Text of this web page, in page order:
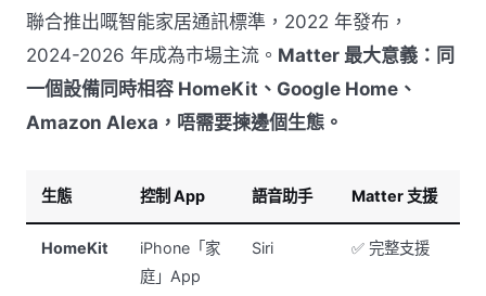
聯合推出嘅智能家居通訊標準，2022 年發布，
2024-2026 年成為市場主流。 Matter 最大意義：同
一個設備同時相容 HomeKit、Google Home、
Amazon Alexa，唔需要揀邊個生態。
生態 控制 App 語音助手 Matter 支援
HomeKit
iPhone「家
庭」App
Siri ✅ 完整支援